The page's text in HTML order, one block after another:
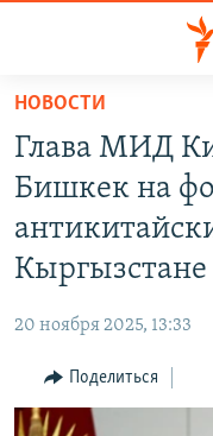
Вернуться
основному
содержанию
главной
Вернутся
поиску
ВОЙНА В УКРАИНЕ
НА ДРУГИХ ЯЗЫКАХ
КЫРГЫЗЧА
ЎЗБЕКЧА
ТОҶИКӢ
ПОДПИШИТЕСЬ НА НАС В
Все сайты РСЕ/РС
НОВОСТИ
Глава МИД
Бишкек на
Кыргызстане
20 ноября 2025, 13:33
Поделиться